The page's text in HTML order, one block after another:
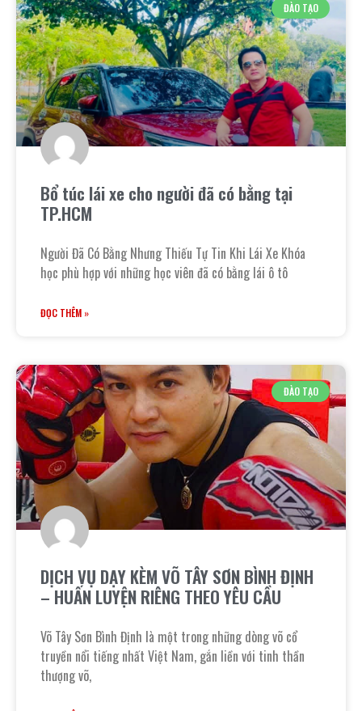
ĐÀO TẠO
Bổ túc lái xe cho người đã có bằng tại
TP.HCM
Người Đã Có Bằng Nhưng Thiếu Tự Tin Khi Lái Xe Khóa
học phù hợp với những học viên đã có bằng lái ô tô
ĐỌC THÊM »
ĐÀO TẠO
DỊCH VỤ DẠY KÈM VÕ TÂY SƠN BÌNH ĐỊNH
– HUẤN LUYỆN RIÊNG THEO YÊU CẦU
Võ Tây Sơn Bình Định là một trong những dòng võ cổ
truyền nổi tiếng nhất Việt Nam, gắn liền với tinh thần
thượng võ,